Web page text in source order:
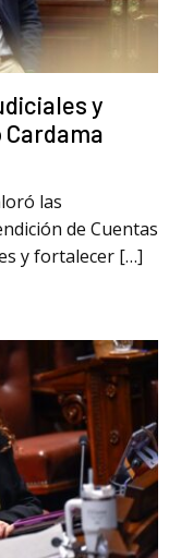
y
Cardama
las
de Cuentas
y fortalecer […]